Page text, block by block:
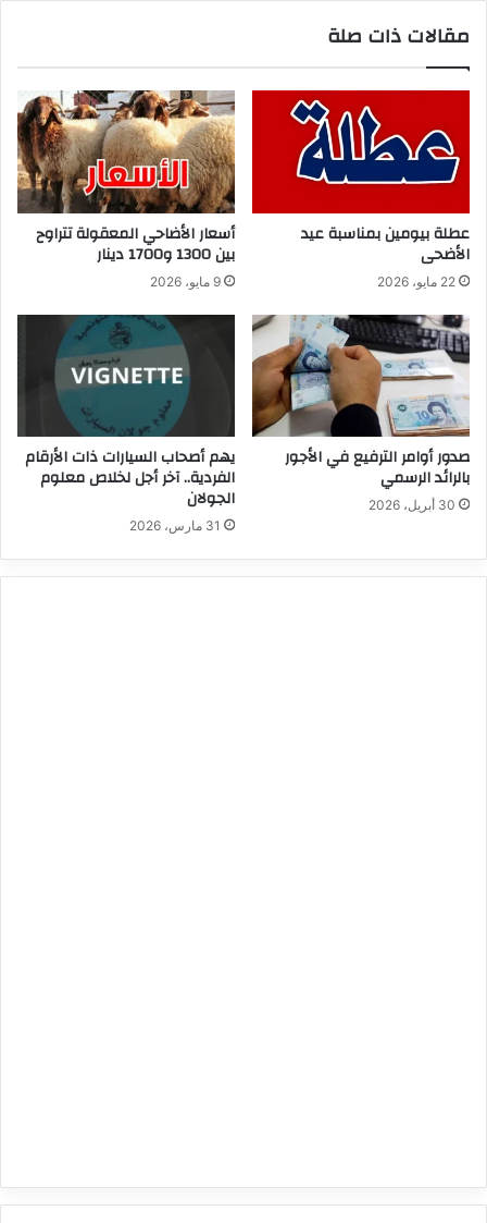
مقالات ذات صلة
عطلة بيومين بمناسبة عيد
الأضحى
22 مايو، 2026
أسعار الأضاحي المعقولة تتراوح
بين 1300 و1700 دينار
9 مايو، 2026
صدور أوامر الترفيع في الأجور
بالرائد الرسمي
30 أبريل، 2026
يهم أصحاب السيارات ذات الأرقام
الفردية.. آخر أجل لخلاص معلوم
الجولان
31 مارس، 2026